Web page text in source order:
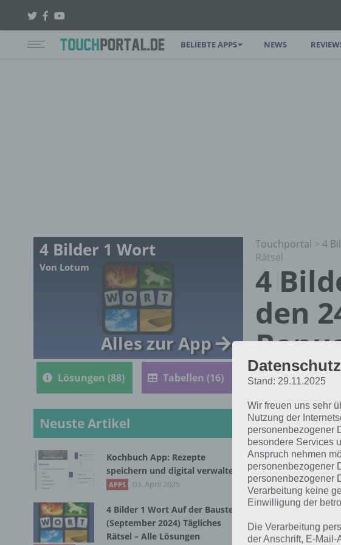
BELIEBTE APPS NEWS
Touchportal > 4
Rätsel
4
den
Paul Stelzer
01.10.2019
App
Mit
JETZT
Die Lösung für
2019 in 4 Bilder
PAPYRUS
4 Bilder 1 Wort
Von Lotum
Alles zur App
Lösungen (88) Tabellen (16)
Neuste Artikel
Kochbuch App: Rezepte
speichern und digital verwalten
APPS 03. April 2025
4 Bilder 1 Wort Auf der Baustelle
(September 2024) Tägliches
Rätsel – Alle Lösungen
Stand: 29.11.2025
Wir freuen uns sehr
Nutzung der
personenbezogener
besondere Services
Anspruch nehmen
personenbezogener
personenbezogener
Verarbeitung keine
Einwilligung der
Die Verarbeitung
der Anschrift, E-Mail-